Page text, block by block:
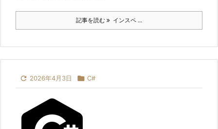
記事を読む インスペ ...
 2026年4月3日  C#